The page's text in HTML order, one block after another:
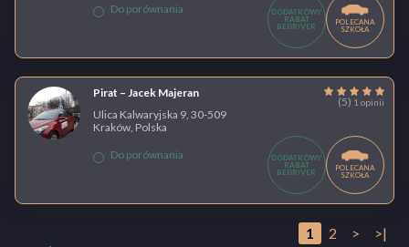
Do porównania
DODATKOWY
RABAT
BEDRIVER
POLECANA
SZKOŁA
Pirat – Jacek Majeran
(5) 1 opinii
Ulica Kalwaryjska 9, 30-509
Kraków, Polska
Do porównania
DODATKOWY
RABAT
BEDRIVER
POLECANA
SZKOŁA
1 2 > >|